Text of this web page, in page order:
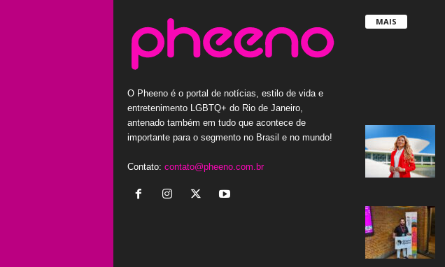
O Pheeno é o portal de notícias, estilo de vida e
entretenimento LGBTQ+ do Rio de Janeiro,
antenado também em tudo que acontece de
importante para o segmento no Brasil e no mundo!
Contato: contato@pheeno.com.br
MAIS